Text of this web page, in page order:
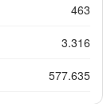
463
3.316
577.635